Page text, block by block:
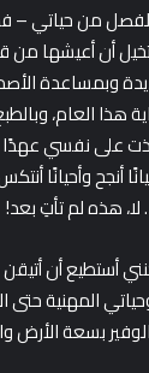
من حياتي –
أن أعيشها
وبمساعدة
هذا العام،
على نفسي عهدًا
وأحيانًا
لا، هذه لم تأتِ بعد!
أستطيع أن
وحياتي
بسعة الأرض